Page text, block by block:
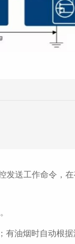
发送工作命令，
有油烟时自动根